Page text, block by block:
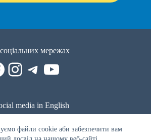
файли cookie аби забезпечити вам
мережах
Instagram
Telegram
YouTube
media in English
LinkedIn
YouTube
WhatsApp
|Публічна оферта|Умови використання